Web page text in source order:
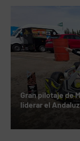
Gran pilotaje de
liderar el